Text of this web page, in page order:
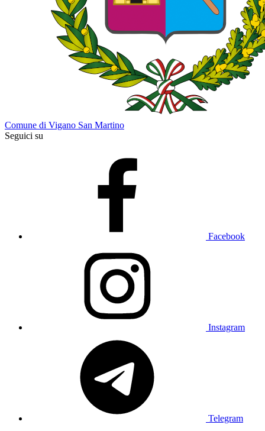
Comune di Vigano San Martino
Seguici su
Facebook
Instagram
Telegram